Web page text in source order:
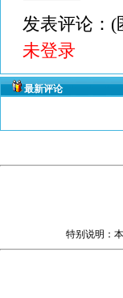
发表评论：(
未登录
最新评论
特别说明：